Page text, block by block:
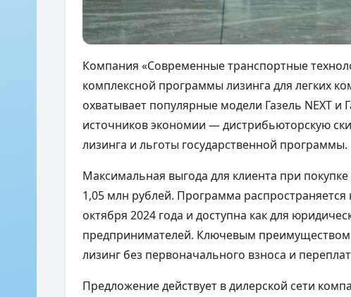
Компания «Современные транспортные
комплексной программы лизинга для легких
охватывает популярные модели Газель NEXT и
источников экономии — дистрибьюторскую
лизинга и льготы государственной программы.
Максимальная выгода для клиента при
1,05 млн рублей. Программа
октября 2024 года и доступна как для
предпринимателей. Ключевым
лизинг без первоначального взноса и
Предложение действует в дилерской сети